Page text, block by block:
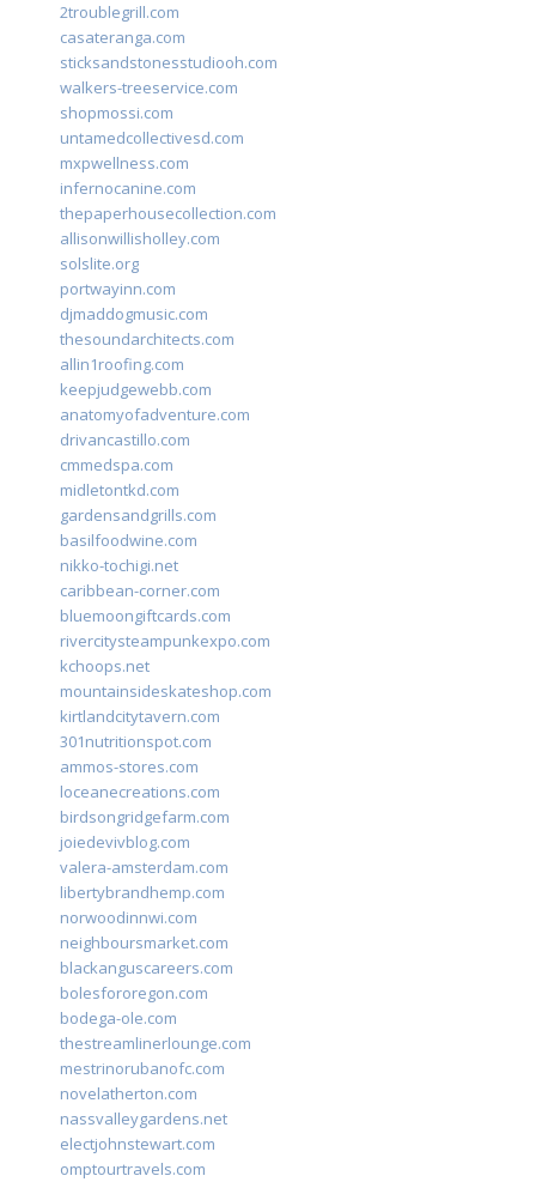
2troublegrill.com
casateranga.com
sticksandstonesstudiooh.com
walkers-treeservice.com
shopmossi.com
untamedcollectivesd.com
mxpwellness.com
infernocanine.com
thepaperhousecollection.com
allisonwillisholley.com
solslite.org
portwayinn.com
djmaddogmusic.com
thesoundarchitects.com
allin1roofing.com
keepjudgewebb.com
anatomyofadventure.com
drivancastillo.com
cmmedspa.com
midletontkd.com
gardensandgrills.com
basilfoodwine.com
nikko-tochigi.net
caribbean-corner.com
bluemoongiftcards.com
rivercitysteampunkexpo.com
kchoops.net
mountainsideskateshop.com
kirtlandcitytavern.com
301nutritionspot.com
ammos-stores.com
loceanecreations.com
birdsongridgefarm.com
joiedevivblog.com
valera-amsterdam.com
libertybrandhemp.com
norwoodinnwi.com
neighboursmarket.com
blackanguscareers.com
bolesfororegon.com
bodega-ole.com
thestreamlinerlounge.com
mestrinorubanofc.com
novelatherton.com
nassvalleygardens.net
electjohnstewart.com
omptourtravels.com